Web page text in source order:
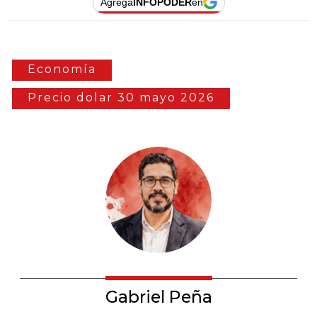
Economía
Precio dolar 30 mayo 2026
Gabriel Peña